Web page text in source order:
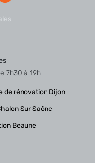
7h30 à 19h
de rénovation Dijon
Sur Saône
Beaune